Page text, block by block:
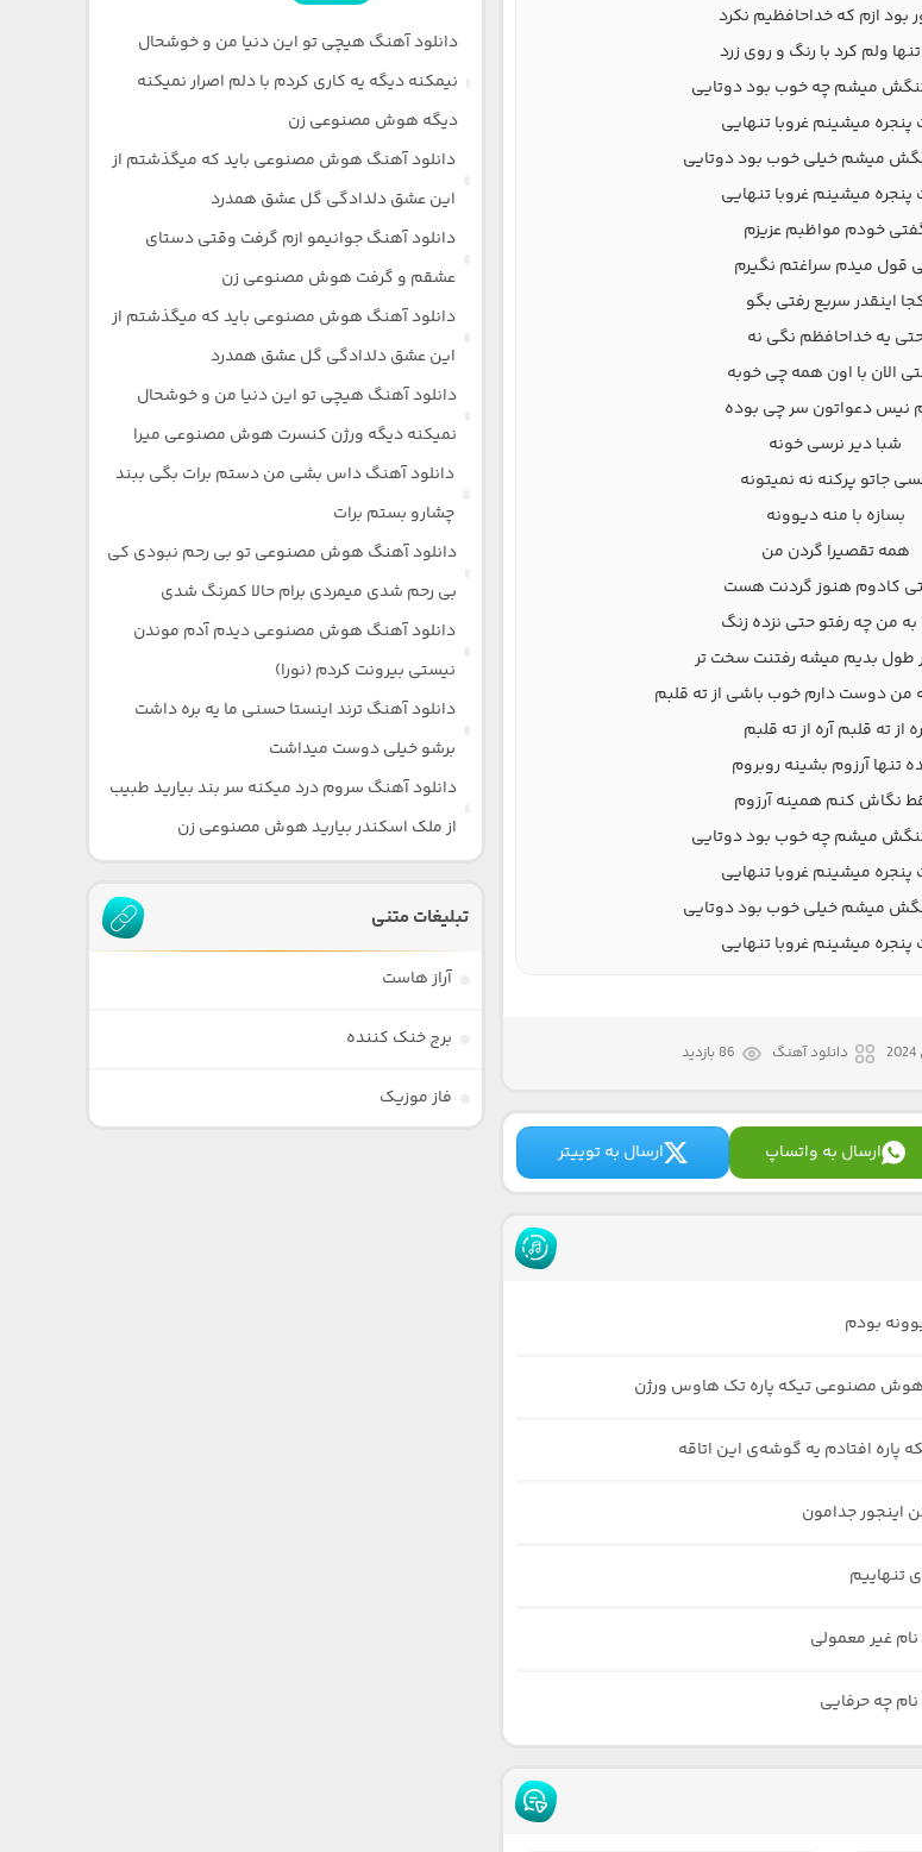
بود ازم که خداحافظیم نکرد
ولم کرد با رنگ و روی زرد
میشم چه خوب بود دوتایی
میشینم غروبا تنهایی
میشم خیلی خوب بود دوتایی
میشینم غروبا تنهایی
خودم مواظبم عزیزم
قول میدم سراغتم نگیرم
اینقدر سریع رفتی بگو
یه خداحافظم نگی نه
الان با اون همه چی خوبه
نیس دعواتون سر چی بوده
شبا دیر نرسی خونه
جاتو پرکنه نه نمیتونه
بسازه با منه دیوونه
همه تقصیرا گردن من
کادوم هنوز گردنت هست
به من چه رفتو حتی نزده زنگ
طول بدیم میشه رفتنت سخت تر
من دوست دارم خوب باشی از ته قلبم
از ته قلبم آره از ته قلبم
تنها آرزوم بشینه روبروم
نگاش کنم همینه آرزوم
میشم چه خوب بود دوتایی
میشینم غروبا تنهایی
میشم خیلی خوب بود دوتایی
میشینم غروبا تنهایی
دانلود آهنگ 86 بازدید
ارسال به واتساپ ارسال به توییتر
بودم
مصنوعی تیکه پاره تک هاوس ورژن
پاره افتادم یه گوشه‌ی این اتاقه
اینجور جدامون
تنهاییم
غیر معمولی
چه حرفایی
دانلود آهنگ هیچی تو این دنیا من و خوشحال
نیمکنه دیگه یه کاری کردم با دلم اصرار نمیکنه
دیگه هوش مصنوعی زن
دانلود آهنگ هوش مصنوعی باید که میگذشتم از
این عشق دلدادگی گل عشق همدرد
دانلود آهنگ جوانیمو ازم گرفت وقتی دستای
عشقم و گرفت هوش مصنوعی زن
دانلود آهنگ هوش مصنوعی باید که میگذشتم از
این عشق دلدادگی گل عشق همدرد
دانلود آهنگ هیچی تو این دنیا من و خوشحال
نمیکنه دیگه ورژن کنسرت هوش مصنوعی میرا
دانلود آهنگ داس بشی من دستم برات بگی ببند
چشارو بستم برات
دانلود آهنگ هوش مصنوعی تو بی رحم نبودی کی
بی رحم شدی میمردی برام حالا کمرنگ شدی
دانلود آهنگ هوش مصنوعی دیدم آدم موندن
نیستی بیرونت کردم (نورا)
دانلود آهنگ ترند اینستا حسنی ما یه بره داشت
برشو خیلی دوست میداشت
دانلود آهنگ سروم درد میکنه سر بند بیارید طبیب
از ملک اسکندر بیارید هوش مصنوعی زن
تبلیغات متنی
آراز هاست
برج خنک کننده
فاز موزیک